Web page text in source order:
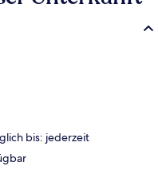
bis: jederzeit